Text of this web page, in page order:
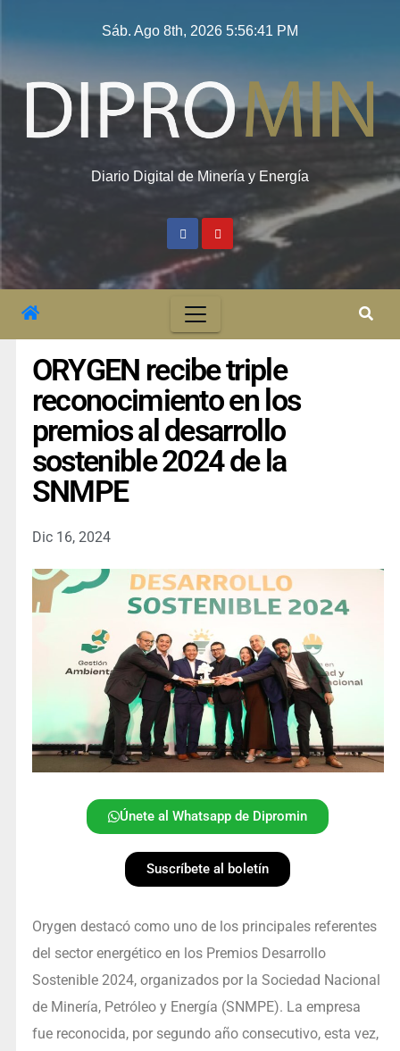
Sáb. Ago 8th, 2026 5:56:42 PM
Diario Digital de Minería y Energía
ORYGEN recibe triple
reconocimiento en los
premios al desarrollo
sostenible 2024 de la
SNMPE
Dic 16, 2024
Únete al Whatsapp de Dipromin
Suscríbete al boletín
Orygen destacó como uno de los principales referentes
del sector energético en los Premios Desarrollo
Sostenible 2024, organizados por la Sociedad Nacional
de Minería, Petróleo y Energía (SNMPE). La empresa
fue reconocida, por segundo año consecutivo, esta vez,